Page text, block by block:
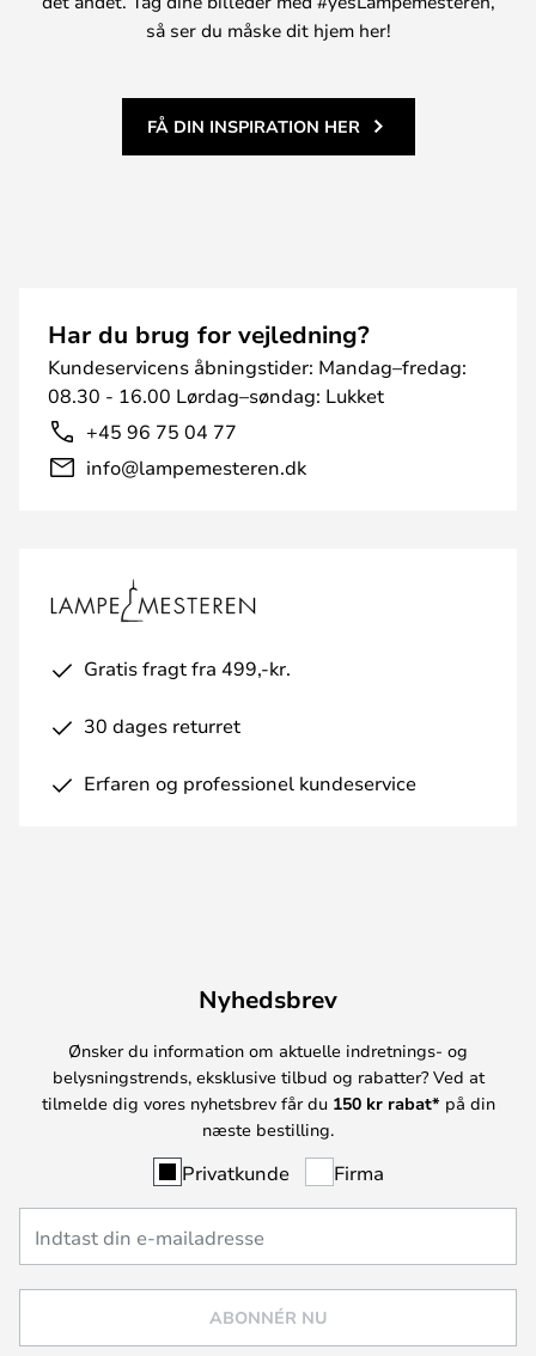
så ser du måske dit hjem her!
FÅ DIN INSPIRATION HER
Har du brug for vejledning?
Kundeservicens åbningstider: Mandag–fredag:
08.30 - 16.00 Lørdag–søndag: Lukket
+45 96 75 04 77
info@lampemesteren.dk
Gratis fragt fra 499,-kr.
30 dages returret
Erfaren og professionel kundeservice
Nyhedsbrev
Ønsker du information om aktuelle indretnings- og
belysningstrends, eksklusive tilbud og rabatter? Ved at
tilmelde dig vores nyhetsbrev får du 150 kr rabat* på din
næste bestilling.
Privatkunde Firma
ABONNÉR NU